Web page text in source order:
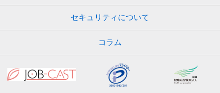
セキュリティについて
コラム